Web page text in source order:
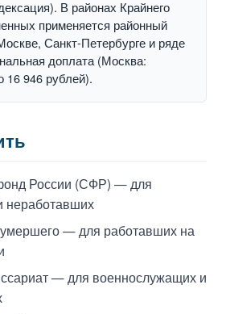
В районах Крайнего
применяется районный
Санкт-Петербурге и ряде
доплата (Москва:
16 946 рублей).
России (СФР) — для
неработавших
умершего — для работавших на
— для военнослужащих и